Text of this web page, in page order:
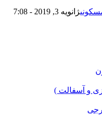
ژانویه 3, 2019 - 7:08
و آسفالت )